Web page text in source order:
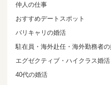
仲人の仕事
おすすめデートスポット
バリキャリの婚活
駐在員・海外赴任・海外勤務者
エグゼクティブ・ハイクラス婚活
40代の婚活